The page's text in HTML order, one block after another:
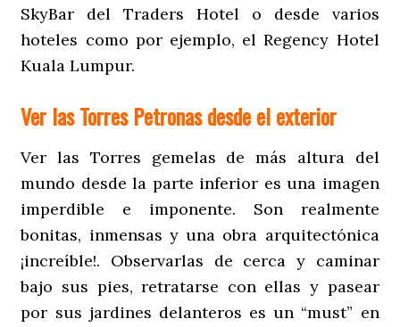
SkyBar del Traders Hotel o desde varios
hoteles como por ejemplo, el Regency Hotel
Kuala Lumpur.
Ver las Torres Petronas desde el exterior
Ver las Torres gemelas de más altura del
mundo desde la parte inferior es una imagen
imperdible e imponente. Son realmente
bonitas, inmensas y una obra arquitectónica
¡increíble!. Observarlas de cerca y caminar
bajo sus pies, retratarse con ellas y pasear
por sus jardines delanteros es un “must” en